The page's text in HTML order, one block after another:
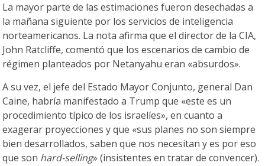
La mayor parte de las estimaciones fueron desechadas a
la mañana siguiente por los servicios de inteligencia
norteamericanos. La nota afirma que el director de la CIA,
John Ratcliffe, comentó que los escenarios de cambio de
régimen planteados por Netanyahu eran «absurdos».
A su vez, el jefe del Estado Mayor Conjunto, general Dan
Caine, habría manifestado a Trump que «este es un
procedimiento típico de los israelíes», en cuanto a
exagerar proyecciones y que «sus planes no son siempre
bien desarrollados, saben que nos necesitan y es por eso
que son hard-selling» (insistentes en tratar de convencer).